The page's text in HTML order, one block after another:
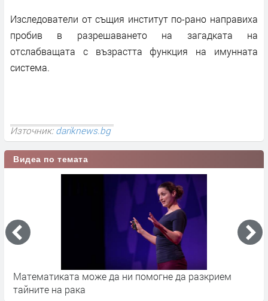
Изследователи от същия институт по-рано направиха
пробив в разрешаването на загадката на
отслабващата с възрастта функция на имунната
система.
Източник:dariknews.bg
Видеа по темата
Математиката може да ни помогне да разкрием
тайните на рака